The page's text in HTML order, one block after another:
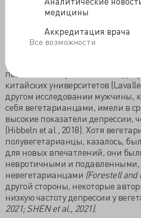
медицины
Аккредитация врача
Все возможности
Связь между вегетарианством и
пор неясна. Крупное
перекрестное исследование
вегетарианская диета не имеет
русских и немцев, но связана с
повышением тревожности и
китайских университетов
другом исследовании мужчины,
себя вегетарианцами, имели в
высокие показатели депрессии,
(Hibbeln et al., 2018). Хотя
полувегетарианцы, казалось,
для новых впечатлений, они
невротичными и подавленными,
невегетарианцами (Forestell and
другой стороны, некоторые
низкую частоту депрессии у
2021; SHEN et al., 2021).